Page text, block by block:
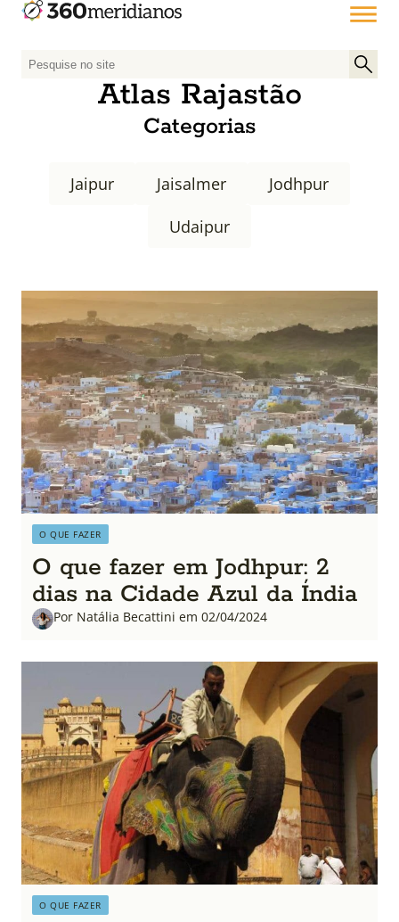
P
r
:
Atlas Rajastão
Categorias
Jaipur Jaisalmer
Jodhpur
Udaipur
O QUE FAZER
O que fazer em Jodhpur: 2
dias na Cidade Azul da Índia
Por Natália Becattini em 02/04/2024
O QUE FAZER